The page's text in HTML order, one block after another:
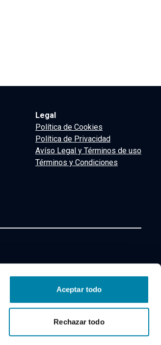
Aceptar todo
Rechazar todo
Legal
Política de Cookies
Política de Privacidad
Avíso Legal y Términos de uso
Términos y Condiciones
mano y ocasión